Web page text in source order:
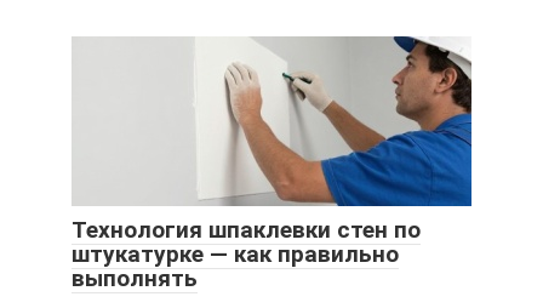
Технология шпаклевки стен по
штукатурке — как правильно
выполнять